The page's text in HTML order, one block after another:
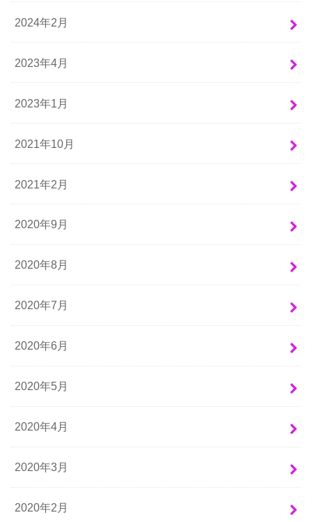
2024年2月
2023年4月
2023年1月
2021年10月
2021年2月
2020年9月
2020年8月
2020年7月
2020年6月
2020年5月
2020年4月
2020年3月
2020年2月